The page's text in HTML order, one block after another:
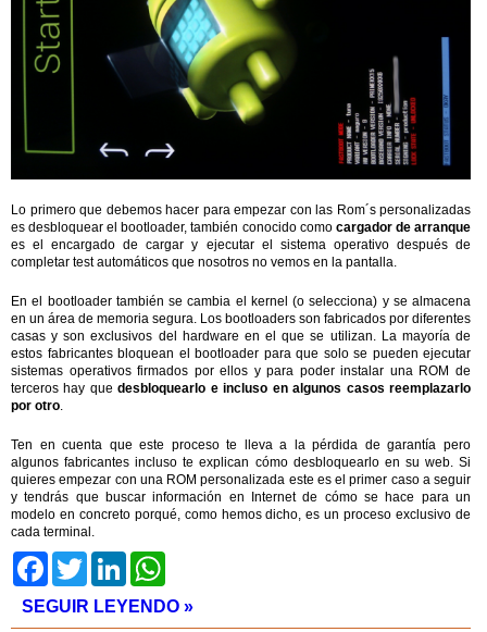
Lo primero que debemos hacer para empezar con las Rom´s personalizadas
es desbloquear el bootloader, también conocido como cargador de arranque
es el encargado de cargar y ejecutar el sistema operativo después de
completar test automáticos que nosotros no vemos en la pantalla.
En el bootloader también se cambia el kernel (o selecciona) y se almacena
en un área de memoria segura. Los bootloaders son fabricados por diferentes
casas y son exclusivos del hardware en el que se utilizan. La mayoría de
estos fabricantes bloquean el bootloader para que solo se pueden ejecutar
sistemas operativos firmados por ellos y para poder instalar una ROM de
terceros hay quedesbloquearlo e incluso en algunos casos reemplazarlo
por otro
Ten en cuenta que este proceso te lleva a la pérdida de garantía pero
algunos fabricantes incluso te explican cómo desbloquearlo en su web. Si
quieres empezar con una ROM personalizada este es el primer caso a seguir
y tendrás que buscar información en Internet de cómo se hace para un
modelo en concreto porqué, como hemos dicho, es un proceso exclusivo de
cada terminal.
FacebookTwitter LinkedIn
SEGUIR LEYENDO »